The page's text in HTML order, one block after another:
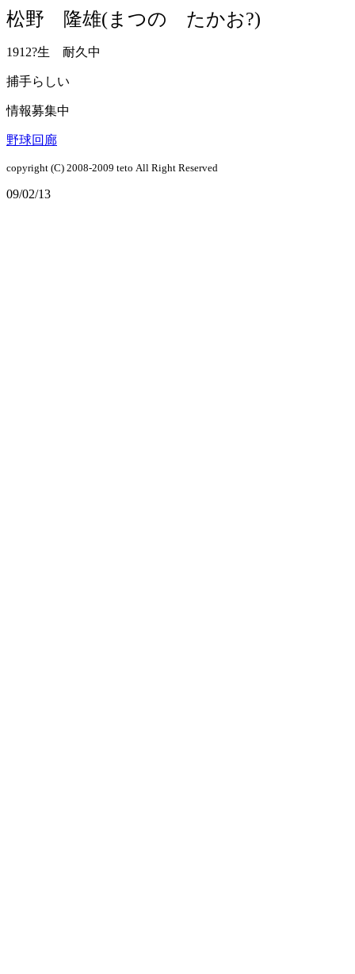
松野 隆雄(まつの たかお?)
1912?生 耐久中
捕手らしい
情報募集中
野球回廊
copyright (C) 2008-2009 teto All Right Reserved
09/02/13